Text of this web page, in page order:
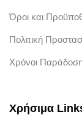
Όροι και
Πολιτική
Χρόνοι
Χρήσιμα